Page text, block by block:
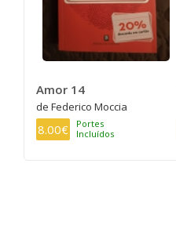
Amor 14
de Federico Moccia
8.00€
Portes
Incluídos